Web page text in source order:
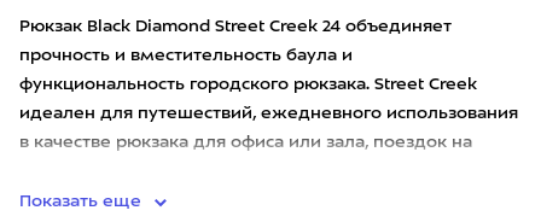
Рюкзак Black Diamond Street Creek 24 объединяет
прочность и вместительность баула и
функциональность городского рюкзака. Street Creek
идеален для путешествий, ежедневного использования
в качестве рюкзака для офиса или зала, поездок на
Показать еще